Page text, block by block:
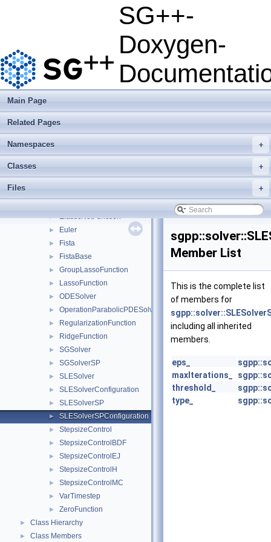
SG++-
Doxygen-
Main Page
Related Pages
+
Namespaces
+
Classes
+
Files
combigrid
► datadriven
► quadrature
▼ solver
►
► ConjugateGradients
► ElasticNetFunction
► Euler
► Fista
► FistaBase
► GroupLassoFunction
► LassoFunction
► ODESolver
► OperationParabolicPDESolverSystem
► RegularizationFunction
► RidgeFunction
► SGSolver
► SGSolverSP
► SLESolver
► SLESolverConfiguration
► SLESolverSP
► SLESolverSPConfiguration
► StepsizeControl
► StepsizeControlBDF
► StepsizeControlEJ
► StepsizeControlH
► StepsizeControlMC
► VarTimestep
► ZeroFunction
► Class Hierarchy
► Class Members
Member List
This is the complete list
of members for
including all inherited
members.
eps_
maxIterations_
threshold_
type_